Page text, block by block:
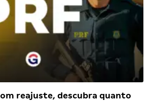
reajuste, descubra quanto